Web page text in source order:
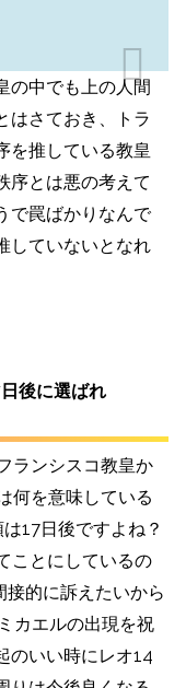
の中でも上の人間
はさておき、トラ
を推している教皇
序とは悪の考えて
で罠ばかりなんで
していないとなれ
後に選ばれ
ランシスコ教皇か
何を意味している
17日後ですよね？
ことにしているの
的に訴えたいから
カエルの出現を祝
のいい時にレオ14